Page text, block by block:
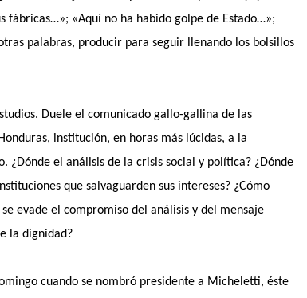
fábricas…»; «Aquí no ha habido golpe de Estado…»;
palabras, producir para seguir llenando los bolsillos
Duele el comunicado gallo-gallina de las
institución, en horas más lúcidas, a la
el análisis de la crisis social y política? ¿Dónde
que salvaguarden sus intereses? ¿Cómo
evade el compromiso del análisis y del mensaje
la dignidad?
cuando se nombró presidente a Micheletti, éste